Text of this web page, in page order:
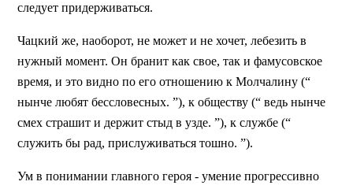
следует придерживаться.
Чацкий же, наоборот, не может и не хочет, лебезить в
нужный момент. Он бранит как свое, так и фамусовское
время, и это видно по его отношению к Молчалину (“
нынче любят бессловесных. ”), к обществу (“ ведь нынче
смех страшит и держит стыд в узде. ”), к службе (“
служить бы рад, прислуживаться тошно. ”).
Ум в понимании главного героя - умение прогрессивно